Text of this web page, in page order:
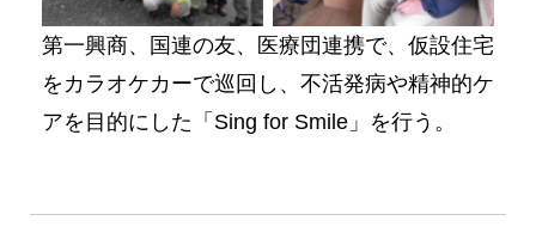
第一興商、国連の友、医療団連携で、仮設住宅
をカラオケカーで巡回し、不活発病や精神的ケ
アを目的にした「Sing for Smile」を行う。